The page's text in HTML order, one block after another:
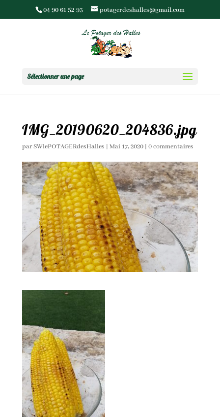
04 90 61 52 93 potagerdeshalles@gmail.com
Sélectionner une page
IMG_20190620_204836.jpg
parSWlePOTAGERdesHalles | Mai 17, 2020| 0 commentaires